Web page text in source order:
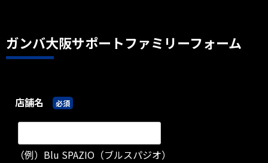
ガンバ大阪サポートファミリーフォーム
店舗名 必須
（例）Blu SPAZIO（ブルスパジオ）